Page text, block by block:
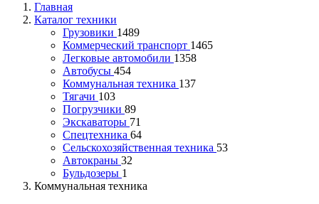
Главная
Каталог техники
Грузовики 1489
Коммерческий транспорт 1465
Легковые автомобили 1358
Автобусы 454
Коммунальная техника 137
Тягачи 103
Погрузчики 89
Экскаваторы 71
Спецтехника 64
Сельскохозяйственная техника 53
Автокраны 32
Бульдозеры 1
Коммунальная техника